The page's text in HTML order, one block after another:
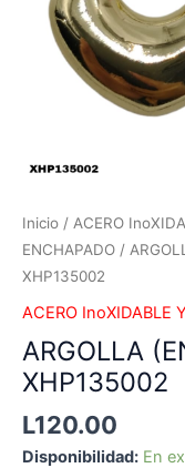
Inicio / ACERO
ENCHAPADO /
XHP135002
ACERO InoXIDABLE
ARGOLLA
XHP135002
L120.00
Disponibilidad: En